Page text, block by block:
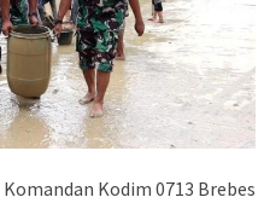
Komandan Kodim 0713 Brebes